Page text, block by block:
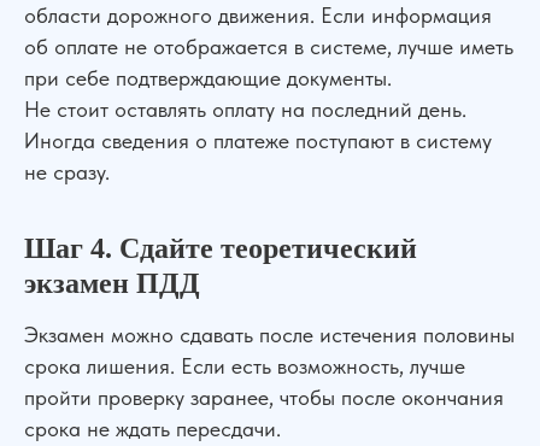
Бесплатная консультация
Консультация по телефону
области дорожного движения. Если информация
об оплате не отображается в системе, лучше иметь
при себе подтверждающие документы.
Не стоит оставлять оплату на последний день.
Иногда сведения о платеже поступают в систему
не сразу.
Шаг 4. Сдайте теоретический
экзамен ПДД
Экзамен можно сдавать после истечения половины
срока лишения. Если есть возможность, лучше
пройти проверку заранее, чтобы после окончания
срока не ждать пересдачи.